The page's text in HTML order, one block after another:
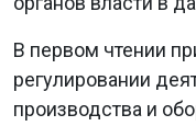
В первом чтении
регулировании
производства и